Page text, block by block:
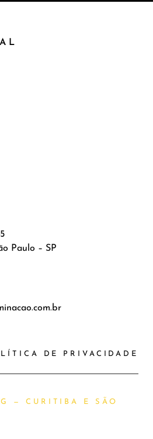
Paulo – SP
DE PRIVACIDADE
— CURITIBA E SÃO